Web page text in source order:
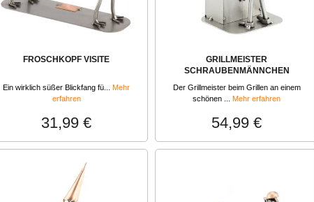
FROSCHKOPF VISITE
Ein wirklich süßer Blickfang fü... Mehr
erfahren
31,99 €
GRILLMEISTER
SCHRAUBENMÄNNCHEN
Der Grillmeister beim Grillen an einem
schönen ... Mehr erfahren
54,99 €